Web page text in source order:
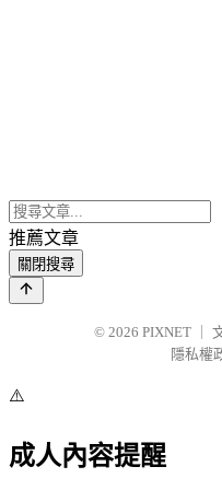
推薦文章
關閉搜尋
© 2026 PIXNET
隱私權
⚠️
成人內容提醒